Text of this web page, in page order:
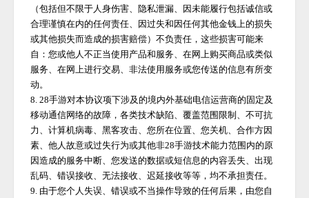
（包括但不限于人身伤害、隐私泄漏、因未能履行包括诚信或
合理谨慎在内的任何责任、因过失和因任何其他金钱上的损失
或其他损失而造成的损害赔偿）不负责任，这些损害可能来
自：您或他人不正当使用产品和服务、在网上购买商品或类似
服务、在网上进行交易、非法使用服务或您传送的信息有所变
动。
8.28手游对本协议项下涉及的境内外基础电信运营商的固定及
移动通信网络的故障，各类技术缺陷、覆盖范围限制、不可抗
力、计算机病毒、黑客攻击、您所在位置、您关机、合作方因
素、他人故意或过失行为或其他非28手游技术能力范围内的原
因造成的服务中断、您发送的数据或短信息的内容丢失、出现
乱码、错误接收、无法接收、迟延接收等等，均不承担责任。
9. 由于您个人失误、错误或不当操作导致的任何后果，由您自